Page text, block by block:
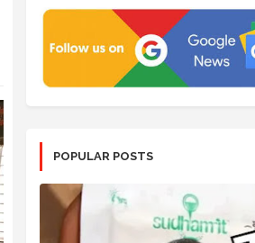
POPULAR POSTS